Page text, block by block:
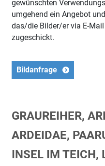
gewünschten
umgehend ein Angebot
das/die Bilder/er via E-
zugeschickt.
Bildanfrage
GRAUREIHER,
ARDEIDAE,
INSEL IM TEICH,